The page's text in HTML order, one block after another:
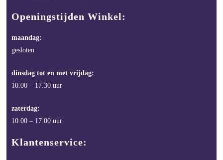
Openingstijden Winkel:
maandag:
gesloten
dinsdag tot en met vrijdag:
10.00 – 17.30 uur
zaterdag:
10.00 – 17.00 uur
Klantenservice: